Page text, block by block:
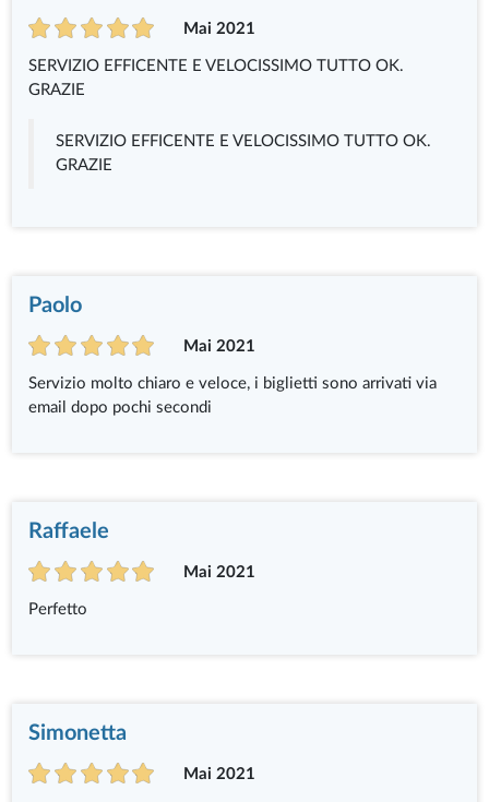
Mai 2021
SERVIZIO EFFICENTE E VELOCISSIMO TUTTO OK.
GRAZIE
SERVIZIO EFFICENTE E VELOCISSIMO TUTTO OK.
GRAZIE
Paolo
Mai 2021
Servizio molto chiaro e veloce, i biglietti sono arrivati via
email dopo pochi secondi
Raffaele
Mai 2021
Perfetto
Simonetta
Mai 2021